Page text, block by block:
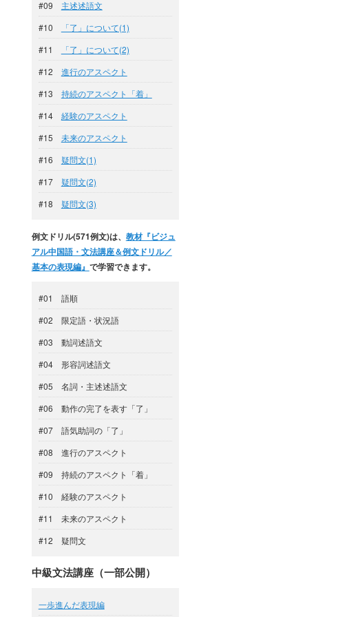
#09 主述述語文
#10
「了」について(1)
#11
「了」について(2)
#12 進行のアスペクト
#13 持続のアスペクト「着」
#14 経験のアスペクト
#15 未来のアスペクト
#16 疑問文(1)
#17 疑問文(2)
#18 疑問文(3)
例文ドリル(571例文)は、 教材『ビジュ
アル中国語・文法講座＆例文ドリル／
基本の表現編』 で学習できます。
#01 語順
#02 限定語・状況語
#03 動詞述語文
#04 形容詞述語文
#05 名詞・主述述語文
#06 動作の完了を表す「了」
#07 語気助詞の「了」
#08 進行のアスペクト
#09 持続のアスペクト「着」
#10 経験のアスペクト
#11 未来のアスペクト
#12 疑問文
中級文法講座（一部公開）
一歩進んだ表現編